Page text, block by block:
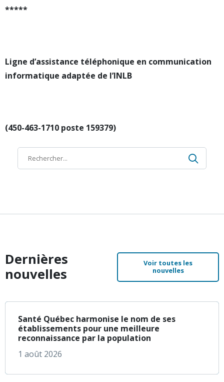
*****
Ligne d’assistance téléphonique en communication
informatique adaptée de l’INLB
(450-463-1710 poste 159379)
Recherche
Dernières
nouvelles
Voir toutes les
nouvelles
Santé Québec harmonise le nom de ses
établissements pour une meilleure
reconnaissance par la population
1 août 2026
En savoir plusà propos de Santé